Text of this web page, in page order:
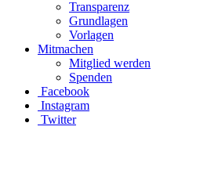
Transparenz
Grundlagen
Vorlagen
Mitmachen
Mitglied werden
Spenden
Facebook
Instagram
Twitter